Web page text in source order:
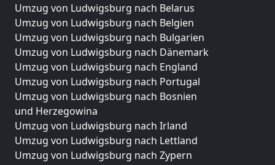
Umzug von Ludwigsburg nach Belarus
Umzug von Ludwigsburg nach Belgien
Umzug von Ludwigsburg nach Bulgarien
Umzug von Ludwigsburg nach Dänemark
Umzug von Ludwigsburg nach England
Umzug von Ludwigsburg nach Portugal
Umzug von Ludwigsburg nach Bosnien
und Herzegowina
Umzug von Ludwigsburg nach Irland
Umzug von Ludwigsburg nach Lettland
Umzug von Ludwigsburg nach Zypern